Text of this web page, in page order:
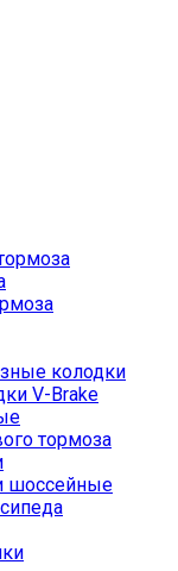
колодки
V-Brake
тормоза
шоссейные